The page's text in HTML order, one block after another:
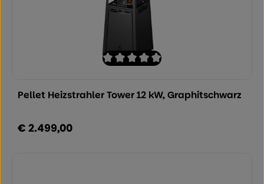
Pellet Heizstrahler Tower 12 kW, Graphitschwarz
Regulärer Preis:
€ 2.499,00